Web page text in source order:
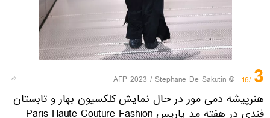
3
/16
© AFP 2023 / Stephane De Sakutin
هنرپیشه دمی مور در حال نمایش کلکسیون بهار و تابستان